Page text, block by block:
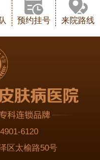
预约挂号 来院路线
6120
区太榆路50号